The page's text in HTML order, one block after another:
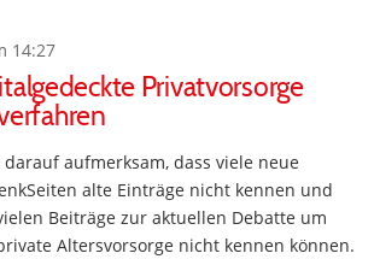
14:27
Privatvorsorge
aufmerksam, dass viele neue
alte Einträge nicht kennen und
Beiträge zur aktuellen Debatte um
Altersvorsorge nicht kennen können.